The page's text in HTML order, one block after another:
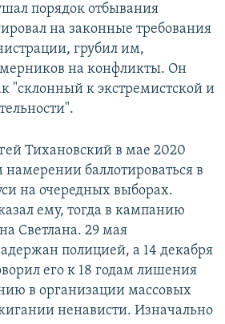
порядок отбывания
на законные требования
грубил им,
на конфликты. Он
"склонный к экстремистской и
Тихановский в мае 2020
намерении баллотироваться в
на очередных выборах.
ему, тогда в кампанию
Светлана. 29 мая
полицией, а 14 декабря
его к 18 годам лишения
в организации массовых
ненависти. Изначально